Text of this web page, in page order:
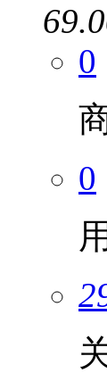
0
0